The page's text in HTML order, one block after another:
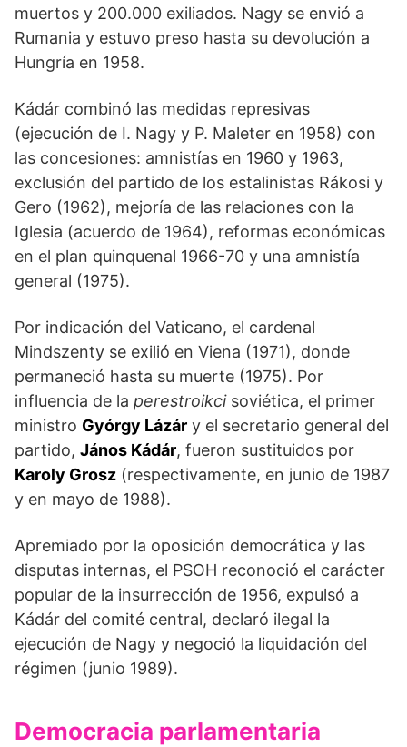
muertos y 200.000 exiliados. Nagy se envió a
Rumania y estuvo preso hasta su devolución a
Hungría en 1958.
Kádár combinó las medidas represivas
(ejecución de I. Nagy y P. Maleter en 1958) con
las concesiones: amnistías en 1960 y 1963,
exclu­sión del partido de los estalinistas Rákosi y
Gero (1962), mejoría de las relaciones con la
Iglesia (acuerdo de 1964), reformas económicas
en el plan quinquenal 1966-70 y una amnistía
general (1975).
Por indicación del Vaticano, el car­denal
Mindszenty se exilió en Viena (1971), donde
permane­ció hasta su muerte (1975). Por
influencia de la perestroikcisoviética, el primer
minis­tro Gyórgy Lázár y el secretario general del
partido, János Kádár, fueron sustituidos por
Karoly Grosz (respectivamente, en junio de 1987
y en mayo de 1988).
Apremiado por la oposi­ción democrática y las
disputas internas, el PSOH reconoció el carácter
popular de la insurrección de 1956, expulsó a
Kádár del comité central, declaró ilegal la
ejecución de Nagy y nego­ció la liquidación del
régimen (junio 1989).
Democracia parlamentaria